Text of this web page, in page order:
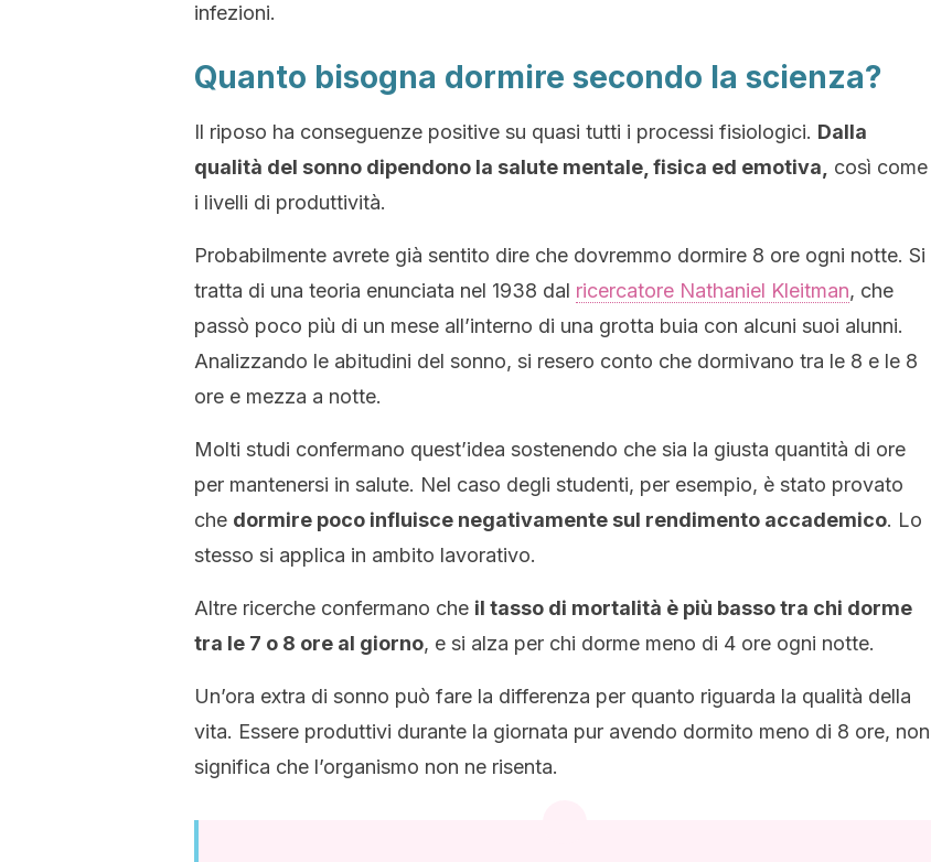
infezioni.
Quanto bisogna dormire secondo la scienza?
Il riposo ha conseguenze positive su quasi tutti i processi fisiologici. Dalla
qualità del sonno dipendono la salute mentale, fisica ed emotiva,
così come
i livelli di produttività.
Probabilmente avrete già sentito dire che dovremmo dormire 8 ore ogni notte. Si
tratta di una teoria enunciata nel 1938 dal ricercatore Nathaniel Kleitman, che
passò poco più di un mese all’interno di una grotta buia con alcuni suoi alunni.
Analizzando le abitudini del sonno, si resero conto che dormivano tra le 8 e le 8
ore e mezza a notte.
Molti studi confermano quest’idea sostenendo che sia la giusta quantità di ore
per mantenersi in salute. Nel caso degli studenti, per esempio, è stato provato
che dormire poco influisce negativamente sul rendimento accademico. Lo
stesso si applica in ambito lavorativo.
Altre ricerche confermano che il tasso di mortalità è più basso tra chi dorme
tra le 7 o 8 ore al giorno, e si alza per chi dorme meno di 4 ore ogni notte.
Un’ora extra di sonno può fare la differenza per quanto riguarda la qualità della
vita. Essere produttivi durante la giornata pur avendo dormito meno di 8 ore, non
significa che l’organismo non ne risenta.